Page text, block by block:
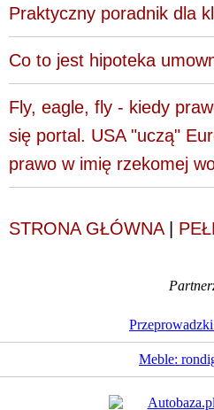
Praktyczny poradnik dla
Co to jest hipoteka
Fly, eagle, fly - kiedy
się portal. USA "uczą"
prawo w imię rzekomej
STRONA GŁÓWNA|
Meble: